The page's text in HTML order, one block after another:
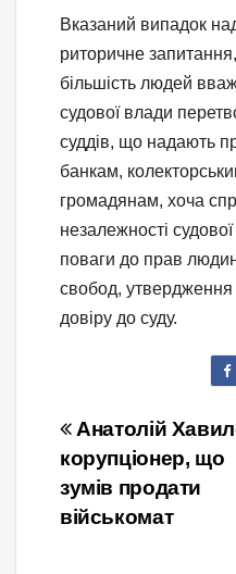
Вказаний випадок
риторичне
більшість людей
судової влади
суддів, що надають
банкам,
громадянам, хоча
незалежності
поваги до прав
свобод, утвердження
довіру до суду.
Навігація
записів
Анатолій
корупціонер, що
зумів продати
військомат